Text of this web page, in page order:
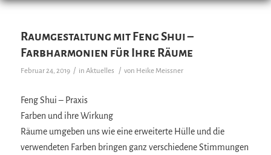
Raumgestaltung mit Feng Shui –
Farbharmonien für Ihre Räume
Februar 24, 2019 / in Aktuelles / von Heike Meissner
Feng Shui – Praxis
Farben und ihre Wirkung
Räume umgeben uns wie eine erweiterte Hülle und die
verwendeten Farben bringen ganz verschiedene Stimmungen